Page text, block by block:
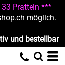
Pratteln ***
möglich.
und bestellbar